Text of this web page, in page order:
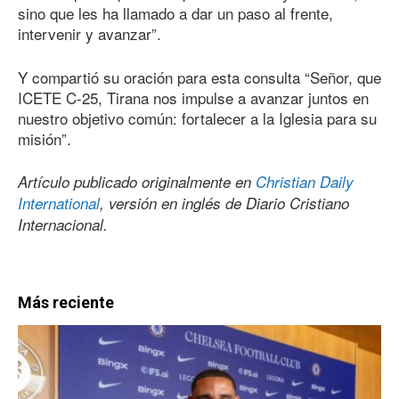
sino que les ha llamado a dar un paso al frente,
intervenir y avanzar”.
Y compartió su oración para esta consulta “Señor, que
ICETE C-25, Tirana nos impulse a avanzar juntos en
nuestro objetivo común: fortalecer a la Iglesia para su
misión”.
Artículo publicado originalmente en Christian Daily
International, versión en inglés de Diario Cristiano
Internacional.
Más reciente